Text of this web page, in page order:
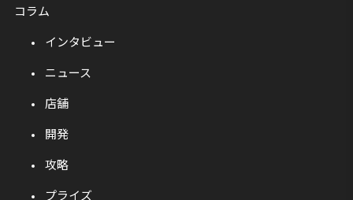
コラム
インタビュー
ニュース
店舗
開発
攻略
プライズ